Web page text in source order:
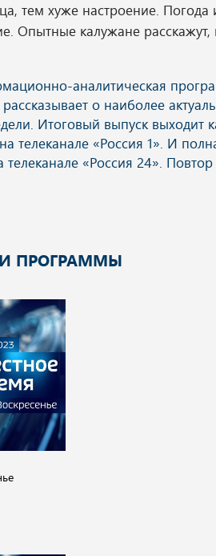
тем хуже настроение. Погода
Опытные калужане расскажут,
ПРОГРАММЫ